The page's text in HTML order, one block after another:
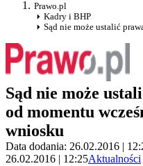
Prawo.pl
Kadry i BHP
Sąd nie może ustalić
Sąd nie może
od momentu
wniosku
Data dodania: 26.02.2016 |
26.02.2016 | 12:25Aktualności